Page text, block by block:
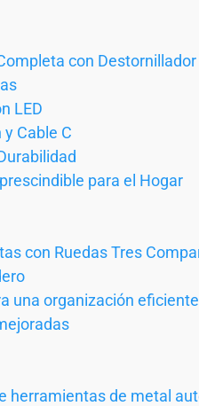
con
LED
Cable C
para el Hogar
con Ruedas Tres
una organización eficiente
herramientas de metal